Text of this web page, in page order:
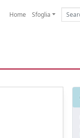
Home Sfoglia